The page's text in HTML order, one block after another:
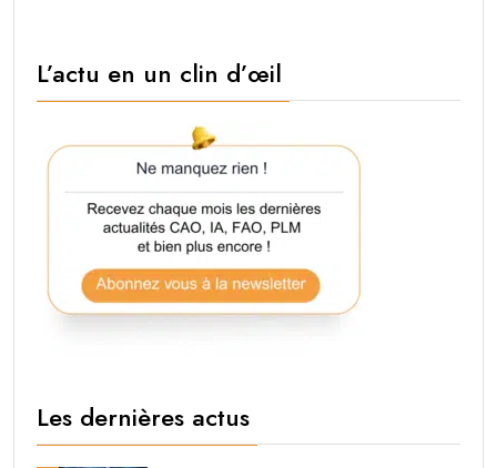
L’actu en un clin d’œil
Les dernières actus